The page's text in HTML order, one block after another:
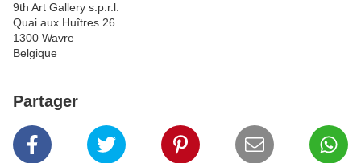
9th Art Gallery s.p.r.l.
Quai aux Huîtres 26
1300 Wavre
Belgique
Partager